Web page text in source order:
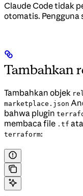
Claude Code tidak
otomatis. Pengguna
Tambahkan
Tambahkan objek
marketplace.json
bahwa plugin
membaca file .tf
terraform: